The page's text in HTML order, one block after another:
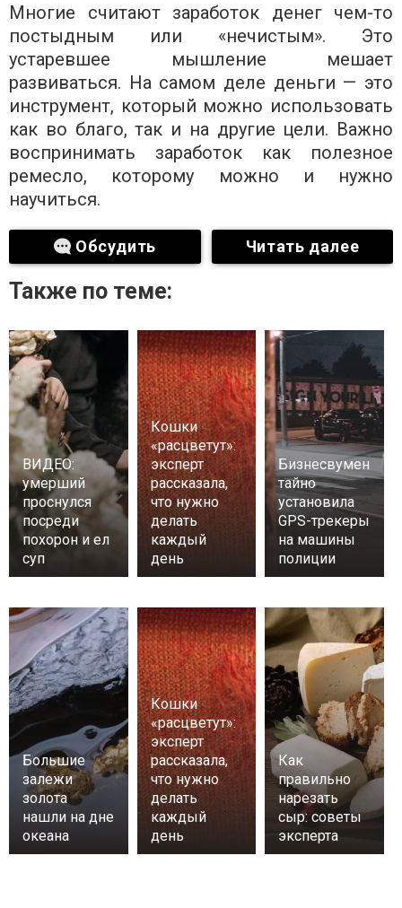
Многие считают заработок денег чем-то
постыдным или «нечистым». Это
устаревшее мышление мешает
развиваться. На самом деле деньги — это
инструмент, который можно использовать
как во благо, так и на другие цели. Важно
воспринимать заработок как полезное
ремесло, которому можно и нужно
научиться.
Обсудить Читать далее
Также по теме:
ВИДЕО:
умерший
проснулся
посреди
похорон и ел
суп
Кошки
«расцветут»:
эксперт
рассказала,
что нужно
делать
каждый
день
Бизнесвумен
тайно
установила
GPS-трекеры
на машины
полиции
Большие
залежи
золота
нашли на дне
океана
Кошки
«расцветут»:
эксперт
рассказала,
что нужно
делать
каждый
день
Как
правильно
нарезать
сыр: советы
эксперта